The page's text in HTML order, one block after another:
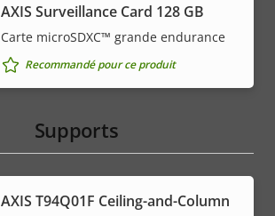
AXIS Surveillance Card 128 GB
Carte microSDXC™ grande endurance
Recommandé pour ce produit
Supports
AXIS T94Q01F Ceiling-and-Column